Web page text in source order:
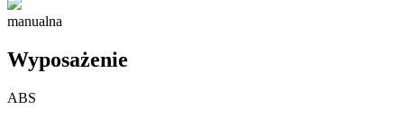
manualna
Wyposażenie
ABS